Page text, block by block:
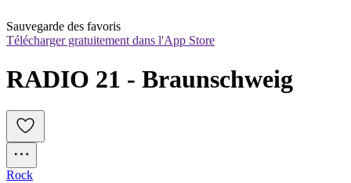
Sauvegarde des favoris
Télécharger gratuitement dans l'App Store
RADIO 21 - Braunschweig
Rock